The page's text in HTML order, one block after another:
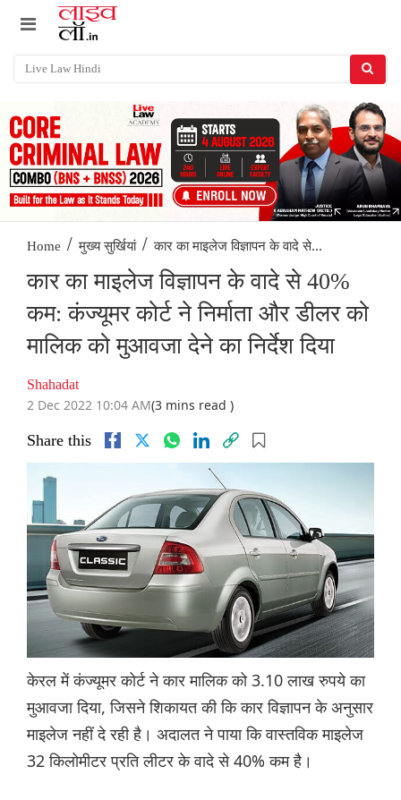
Home / मुख्य सुर्खियां / कार का माइलेज विज्ञापन के वादे से...
कार का माइलेज विज्ञापन के वादे से 40%
कम: कंज्यूमर कोर्ट ने निर्माता और डीलर को
मालिक को मुआवजा देने का निर्देश दिया
Shahadat
2 Dec 2022 10:04 AM(3 mins read )
Share this
केरल में कंज्यूमर कोर्ट ने कार मालिक को 3.10 लाख रुपये का
मुआवजा दिया, जिसने शिकायत की कि कार विज्ञापन के अनुसार
माइलेज नहीं दे रही है। अदालत ने पाया कि वास्तविक माइलेज
32 किलोमीटर प्रति लीटर के वादे से 40% कम है।